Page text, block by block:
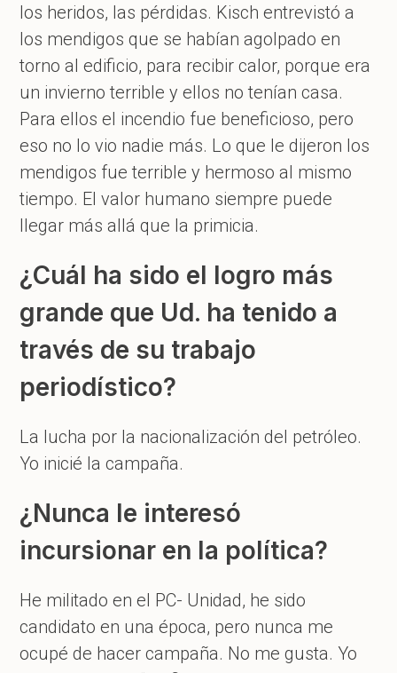
los heridos, las pérdidas. Kisch entrevistó a
los mendigos que se habían agolpado en
torno al edificio, para recibir calor, porque era
un invierno terrible y ellos no tenían casa.
Para ellos el incendio fue beneficioso, pero
eso no lo vio nadie más. Lo que le dijeron los
mendigos fue terrible y hermoso al mismo
tiempo. El valor humano siempre puede
llegar más allá que la primicia.
¿Cuál ha sido el logro más
grande que Ud. ha tenido a
través de su trabajo
periodístico?
La lucha por la nacionalización del petróleo.
Yo inicié la campaña.
¿Nunca le interesó
incursionar en la política?
He militado en el PC- Unidad, he sido
candidato en una época, pero nunca me
ocupé de hacer campaña. No me gusta. Yo